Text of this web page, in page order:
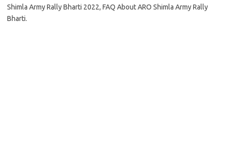
Shimla Army Rally Bharti 2022, FAQ About ARO Shimla Army Rally
Bharti.